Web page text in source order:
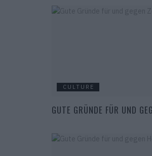
CULTURE
GUTE GRÜNDE ​​FÜR UND